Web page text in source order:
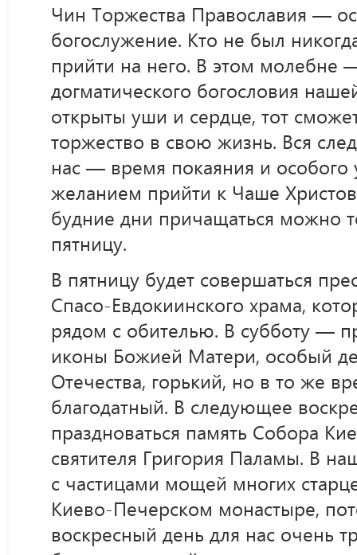
Чин Торжества Православия —
богослужение. Кто не был
прийти на него. В этом молебне
догматического богословия
открыты уши и сердце, тот
торжество в свою жизнь. Вся
нас — время покаяния и особого
желанием прийти к Чаше
будние дни причащаться можно
пятницу.
В пятницу будет совершаться
Спасо-Евдокиинского храма,
рядом с обителью. В субботу —
иконы Божией Матери, особый
Отечества, горький, но в то же
благодатный. В следующее
праздноваться память Собора
святителя Григория Паламы. В
с частицами мощей многих
Киево-Печерском монастыре,
воскресный день для нас очень